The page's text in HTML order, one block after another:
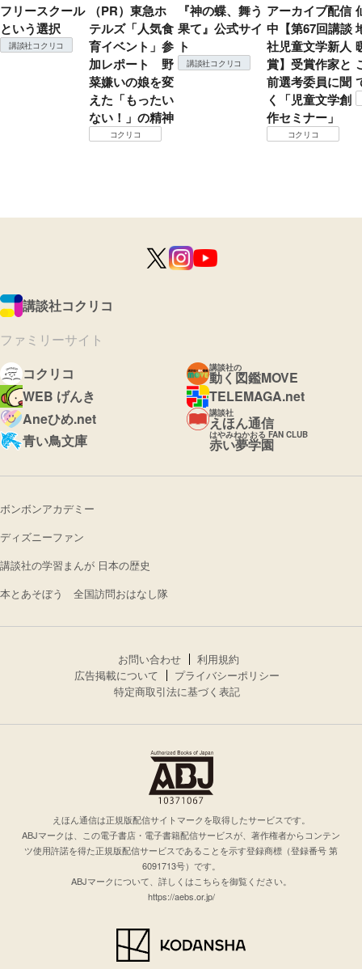
フリースクール
という選択
講談社コクリコ
（PR）東急ホ
テルズ「人気食
育イベント」参
加レポート 野
菜嫌いの娘を変
えた「もったい
ない！」の精神
コクリコ
『神の蝶、舞う
果て』公式サイ
ト
講談社コクリコ
アーカイブ配信
中【第67回講談
社児童文学新人
賞】受賞作家と
前選考委員に聞
く「児童文学創
作セミナー」
コクリコ
講談社コクリコ
ファミリーサイト
コクリコ
講談社の
動く図鑑MOVE
WEB げんき
TELEMAGA.net
Aneひめ.net
講談社
えほん通信
青い鳥文庫
はやみねかおる FAN CLUB
赤い夢学園
ボンボンアカデミー
ディズニーファン
講談社の学習まんが 日本の歴史
本とあそぼう 全国訪問おはなし隊
お問い合わせ
利用規約
広告掲載について
プライバシーポリシー
特定商取引法に基づく表記
えほん通信は正規版配信サイトマークを取得したサービスです。
ABJマークは、この電子書店・電子書籍配信サービスが、著作権者からコンテン
ツ使用許諾を得た正規版配信サービスであることを示す登録商標（登録番号 第
6091713号）です。
ABJマークについて、詳しくはこちらを御覧ください。
https://aebs.or.jp/